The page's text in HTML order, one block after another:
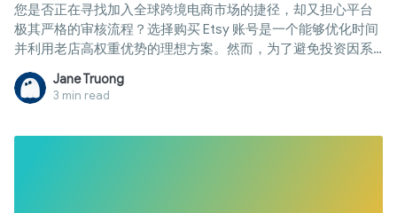
您是否正在寻找加入全球跨境电商市场的捷径，却又担心平台
极其严格的审核流程？选择购买 Etsy 账号是一个能够优化时间
并利用老店高权重优势的理想方案。然而，为了避免投资因系
统遭遇扫号而付诸东流，买家必须掌握深度接管与风险管理技
术。本文将为您提供详细路线图，从选择靠谱渠道、对比价格
表，到设置精准的登录环境配置，助您实现店铺的持续稳定运
Jane Truong
3 min read